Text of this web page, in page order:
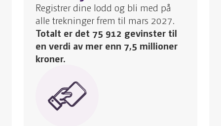
Registrer dine lodd og bli med på
alle trekninger frem til mars 2027.
Totalt er det 75 912 gevinster til
en verdi av mer enn 7,5 millioner
kroner.